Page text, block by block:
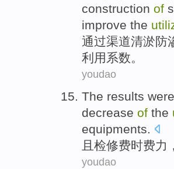
construction of
improve the
通过渠道清淤防
利用 系数。
youdao
The results
decrease of the
equipments.
且检修费时费力，
youdao